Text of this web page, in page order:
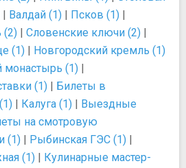
| Валдай (1) | Псков (1) |
(2) | Словенские ключи (2) |
(1) | Новгородский кремль (1)
монастырь (1) |
(1) | Билеты в
| Калуга (1) | Выездные
на смотровую
(1) | Рыбинская ГЭС (1) |
(1) | Кулинарные мастер-